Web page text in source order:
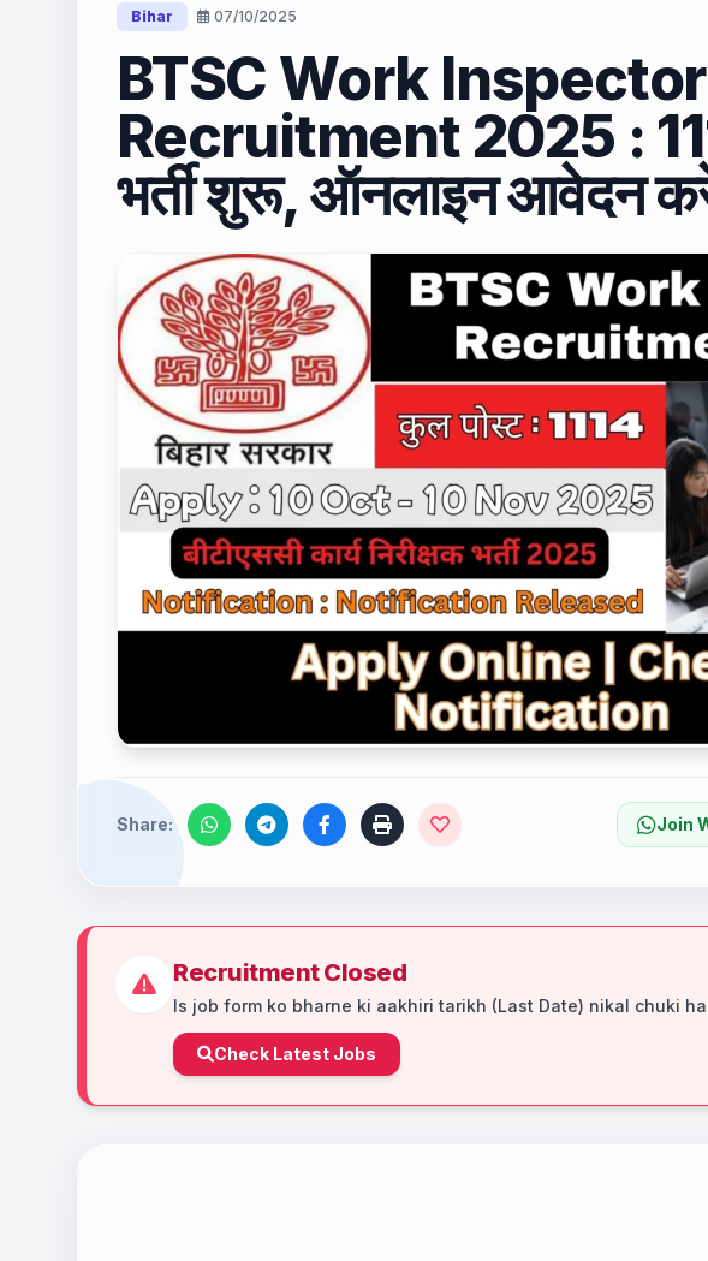
Bihar 07/10/2025
BTSC Work Inspector
Recruitment 2025 :
भर्ती शुरू, ऑनलाइन आवेदन
Share: Join
Recruitment Closed
Is job form ko bharne ki aakhiri tarikh (Last Date) nikal chuki
Check Latest Jobs